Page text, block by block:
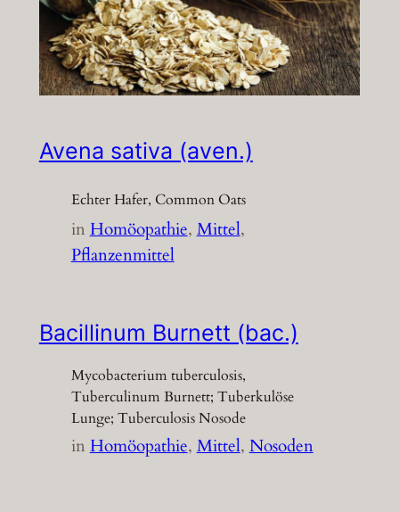
Avena sativa (aven.)
Echter Hafer, Common Oats
inHomöopathie, Mittel
Pflanzenmittel
Bacillinum Burnett (bac.)
Mycobacterium tuberculosis,
Tuberculinum Burnett; Tuberkulöse
Lunge; Tuberculosis Nosode
inHomöopathie, Mittel, Nosoden